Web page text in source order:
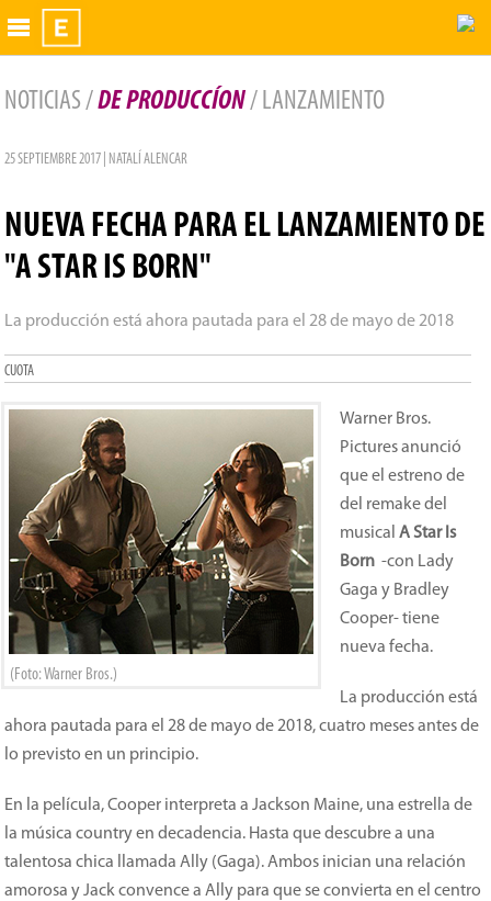
Exhibidor
NOTICIAS /DE PRODUCCÍON/ LANZAMIENTO
25 SEPTIEMBRE 2017 | NATALÍ ALENCAR
NUEVA FECHA PARA EL LANZAMIENTO DE
"A STAR IS BORN"
La producción está ahora pautada para el 28 de mayo de 2018
CUOTA
(Foto: Warner Bros.)
Warner Bros.
Pictures anunció
que el estreno de
del remake del
musicalA Star Is
Born -con Lady
Gaga y Bradley
Cooper- tiene
nueva fecha.
La producción está
ahora pautada para el 28 de mayo de 2018, cuatro meses antes de
lo previsto en un principio.
En la película, Cooper interpreta a Jackson Maine, una estrella de
la música country en decadencia. Hasta que descubre a una
talentosa chica llamada Ally (Gaga). Ambos inician una relación
amorosa y Jack convence a Ally para que se convierta en el centro